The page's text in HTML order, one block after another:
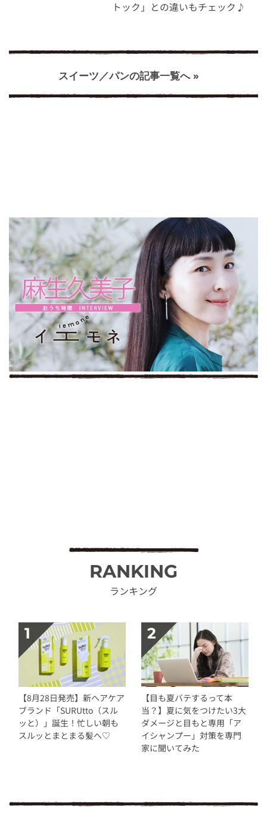
トック」との違いもチェック♪
スイーツ／パンの記事一覧へ »
RANKING
ランキング
【8月28日発売】新ヘアケア
ブランド「SURUtto（スル
ッと）」誕生！忙しい朝も
スルッとまとまる髪へ♡
【目も夏バテするって本
当？】夏に気をつけたい3大
ダメージと目もと専用「ア
イシャンプー」対策を専門
家に聞いてみた